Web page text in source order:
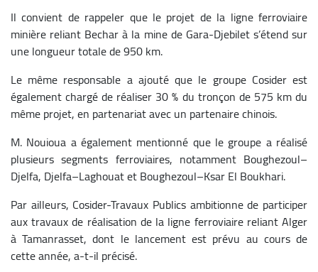
Il convient de rappeler que le projet de la ligne ferroviaire
minière reliant Bechar à la mine de Gara-Djebilet s’étend sur
une longueur totale de 950 km.
Le même responsable a ajouté que le groupe Cosider est
également chargé de réaliser 30 % du tronçon de 575 km du
même projet, en partenariat avec un partenaire chinois.
M. Nouioua a également mentionné que le groupe a réalisé
plusieurs segments ferroviaires, notamment Boughezoul–
Djelfa, Djelfa–Laghouat et Boughezoul–Ksar El Boukhari.
Par ailleurs, Cosider-Travaux Publics ambitionne de participer
aux travaux de réalisation de la ligne ferroviaire reliant Alger
à Tamanrasset, dont le lancement est prévu au cours de
cette année, a-t-il précisé.